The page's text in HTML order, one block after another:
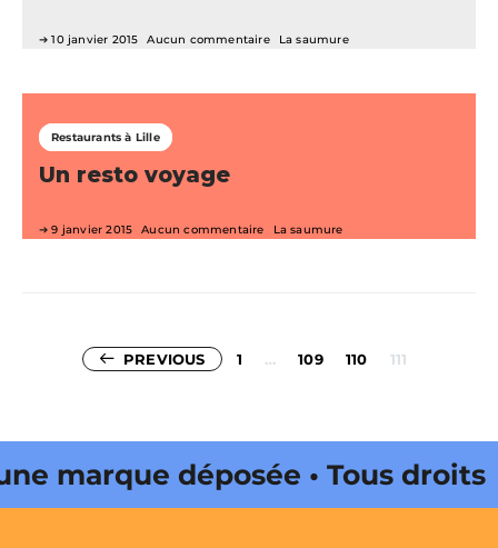
10 janvier 2015 Aucun commentaire La saumure
Restaurants à Lille
Un resto voyage
9 janvier 2015 Aucun commentaire La saumure
Pagination
PREVIOUS 1 … 109 110 111
marque déposée • Tous droits